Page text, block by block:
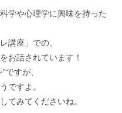
学や心理学に興味を持った
講座」での、
お話されています！
ですが、
ですよ。
てみてくださいね。